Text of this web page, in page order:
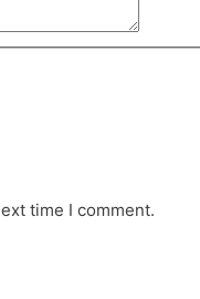
time I comment.